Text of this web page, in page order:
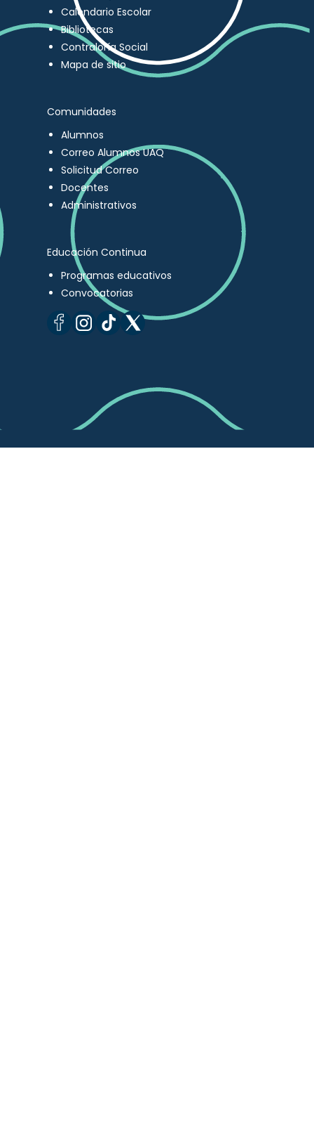
Calendario Escolar
Bibliotecas
Contraloría Social
Mapa de sitio
Comunidades
Alumnos
Correo Alumnos UAQ
Solicitud Correo
Docentes
Administrativos
Educación Continua
Programas educativos
Convocatorias